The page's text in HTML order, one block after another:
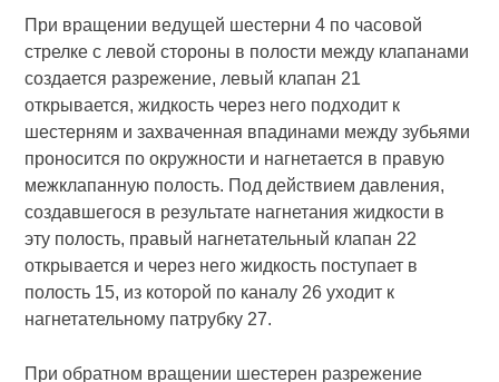
При вращении ведущей шестерни 4 по часовой
стрелке с левой стороны в полости между клапанами
создается разрежение, левый клапан 21
открывается, жидкость через него подходит к
шестерням и захваченная впадинами между зубьями
проносится по окружности и нагнетается в правую
межклапанную полость. Под действием давления,
создавшегося в результате нагнетания жидкости в
эту полость, правый нагнетательный клапан 22
открывается и через него жидкость поступает в
полость 15, из которой по каналу 26 уходит к
нагнетательному патрубку 27.
При обратном вращении шестерен разрежение